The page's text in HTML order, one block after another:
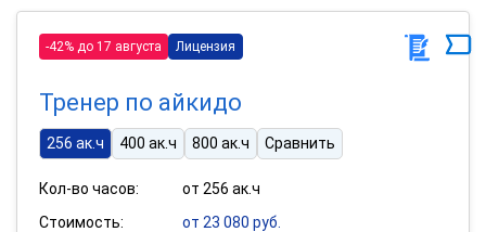
-42% до 17 августа Лицензия
Тренер по айкидо
256 ак.ч 400 ак.ч 800 ак.ч Сравнить
Кол-во часов:
от 256 ак.ч
Стоимость:
от 23 080 руб.